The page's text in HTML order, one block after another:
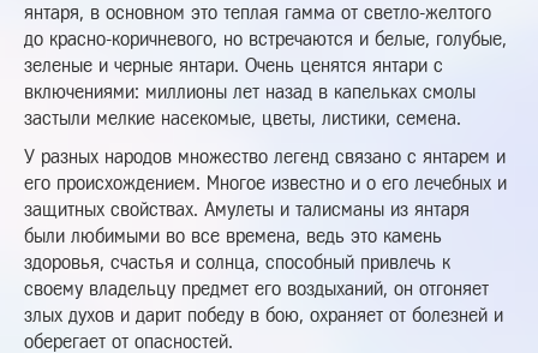
янтаря, в основном это теплая гамма от светло-желтого
до красно-коричневого, но встречаются и белые, голубые,
зеленые и черные янтари. Очень ценятся янтари с
включениями: миллионы лет назад в капельках смолы
застыли мелкие насекомые, цветы, листики, семена.
У разных народов множество легенд связано с янтарем и
его происхождением. Многое известно и о его лечебных и
защитных свойствах. Амулеты и талисманы из янтаря
были любимыми во все времена, ведь это камень
здоровья, счастья и солнца, способный привлечь к
своему владельцу предмет его воздыханий, он отгоняет
злых духов и дарит победу в бою, охраняет от болезней и
оберегает от опасностей.